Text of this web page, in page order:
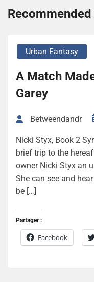
Urban Fantasy
A Match
Garey
Betweendandr
Nicki Styx, Book 2
brief trip to the
owner Nicki Styx an
She can see and
be […]
Partager :
Facebook